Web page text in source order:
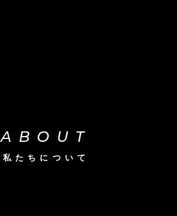
ABOUT
私たちについて